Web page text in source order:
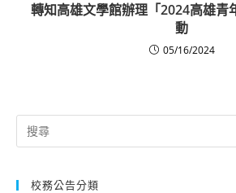
轉知高雄文學館辦理「2024高雄青
動
05/16/2024
Search
for:
校務公告分類